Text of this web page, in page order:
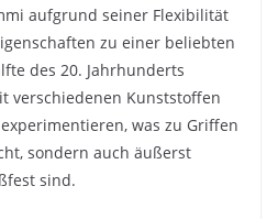
aufgrund seiner Flexibilität
zu einer beliebten
des 20. Jahrhunderts
verschiedenen Kunststoffen
was zu Griffen
sondern auch äußerst
sind.